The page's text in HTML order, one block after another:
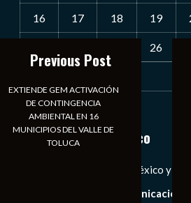
16 17 18 19
26
« Jul
Notiexpress de México
Las Noticias Diarias de México y el
Somos un medio de comunicación
Previous Post
EXTIENDE GEM ACTIVACIÓN
DE CONTINGENCIA
AMBIENTAL EN 16
MUNICIPIOS DEL VALLE DE
TOLUCA